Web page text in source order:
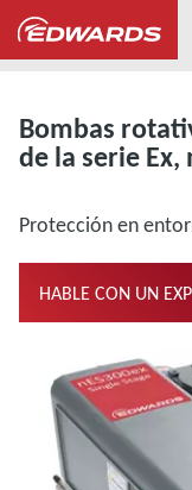
...
Bombas
de la serie Ex,
Protección en
HABLE CON UN